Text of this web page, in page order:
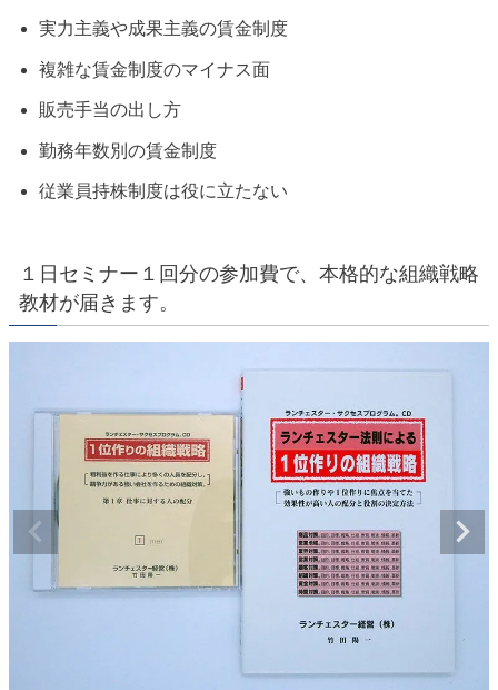
実力主義や成果主義の賃金制度
複雑な賃金制度のマイナス面
販売手当の出し方
勤務年数別の賃金制度
従業員持株制度は役に立たない
１日セミナー１回分の参加費で、本格的な組織戦略
教材が届きます。